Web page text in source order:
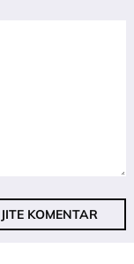
KOMENTAR